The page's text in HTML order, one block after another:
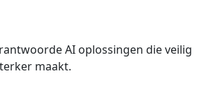
AI oplossingen die veilig
maakt.